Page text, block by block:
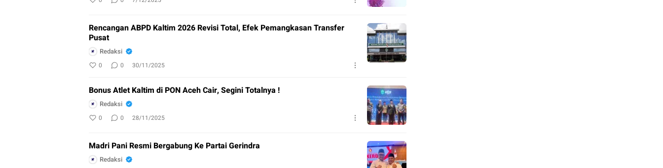
Rencangan ABPD Kaltim 2026 Revisi Total, Efek Pemangkasan Transfer
Pusat
Redaksi
0 0 30/11/2025
Bonus Atlet Kaltim di PON Aceh Cair, Segini Totalnya !
Redaksi
0 0 28/11/2025
Madri Pani Resmi Bergabung Ke Partai Gerindra
Redaksi